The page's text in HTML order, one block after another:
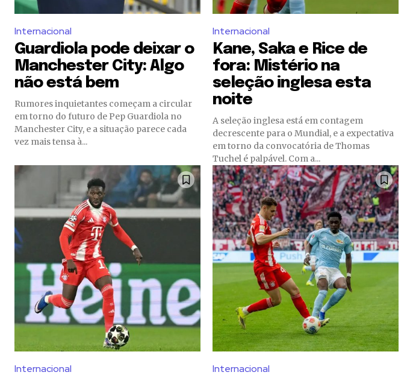
Internacional
Guardiola pode deixar o
Manchester City: Algo
não está bem
Rumores inquietantes começam a circular
em torno do futuro de Pep Guardiola no
Manchester City, e a situação parece cada
vez mais tensa à...
Internacional
Kane, Saka e Rice de
fora: Mistério na
seleção inglesa esta
noite
A seleção inglesa está em contagem
decrescente para o Mundial, e a expectativa
em torno da convocatória de Thomas
Tuchel é palpável. Com a...
Internacional Internacional